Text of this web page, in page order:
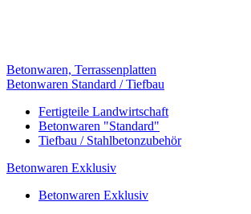
Betonwaren, Terrassenplatten
Betonwaren Standard / Tiefbau
Fertigteile Landwirtschaft
Betonwaren "Standard"
Tiefbau / Stahlbetonzubehör
Betonwaren Exklusiv
Betonwaren Exklusiv